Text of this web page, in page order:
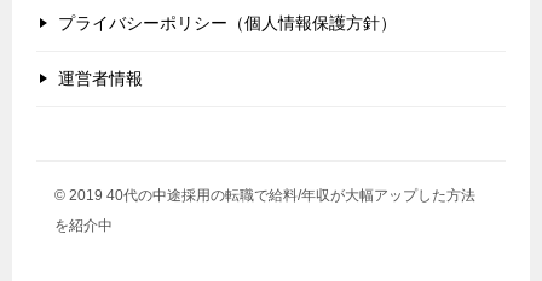
プライバシーポリシー（個人情報保護方針）
運営者情報
© 2019 40代の中途採用の転職で給料/年収が大幅アップした方法
を紹介中